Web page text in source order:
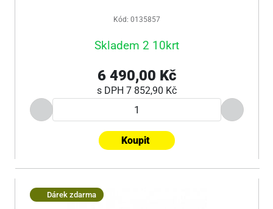
Kód: 0135857
Skladem 2 10krt
6 490,00 Kč
s DPH 7 852,90 Kč
Koupit
Dárek zdarma